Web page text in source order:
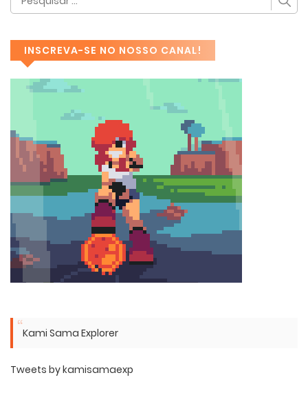
INSCREVA-SE NO NOSSO CANAL!
Kami Sama Explorer
Tweets by kamisamaexp